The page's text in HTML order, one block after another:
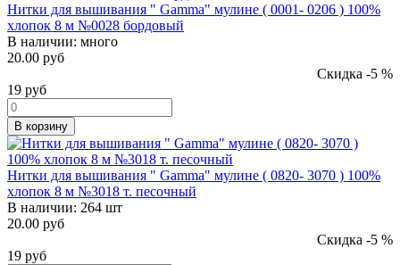
Нитки для вышивания " Gamma" мулине ( 0001- 0206 ) 100%
хлопок 8 м №0028 бордовый
В наличии: много
20.00 руб
Скидка -5 %
19 руб
В корзину
Нитки для вышивания " Gamma" мулине ( 0820- 3070 ) 100%
хлопок 8 м №3018 т. песочный
В наличии: 264 шт
20.00 руб
Скидка -5 %
19 руб